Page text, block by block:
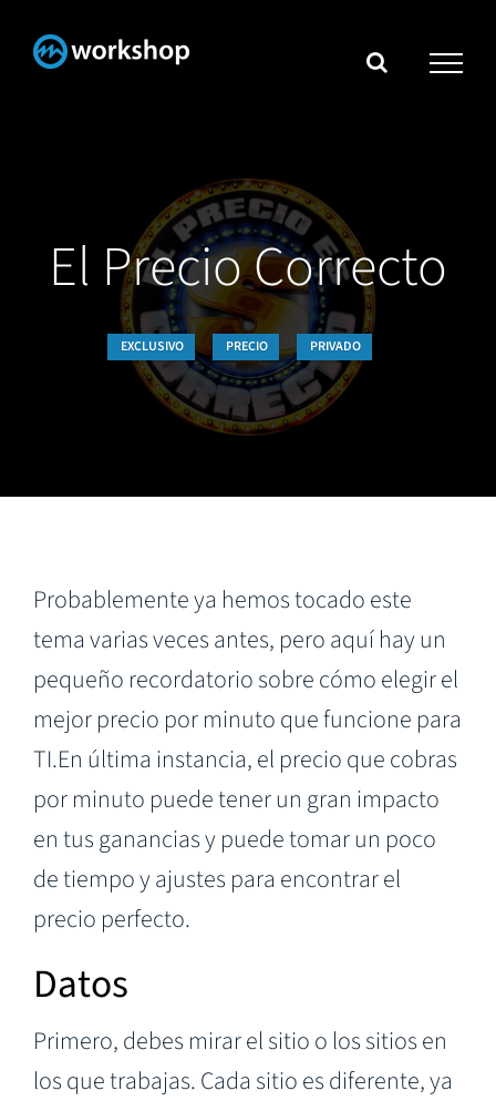
El Precio Correcto
EXCLUSIVO PRECIO PRIVADO
Probablemente ya hemos tocado este
tema varias veces antes, pero aquí hay un
pequeño recordatorio sobre cómo elegir el
mejor precio por minuto que funcione para
TI.En última instancia, el precio que cobras
por minuto puede tener un gran impacto
en tus ganancias y puede tomar un poco
de tiempo y ajustes para encontrar el
precio perfecto.
Datos
Primero, debes mirar el sitio o los sitios en
los que trabajas. Cada sitio es diferente, ya